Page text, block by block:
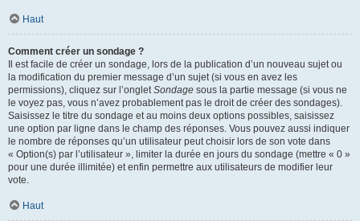
Haut
Comment créer un sondage ?
Il est facile de créer un sondage, lors de la publication d’un nouveau sujet ou
la modification du premier message d’un sujet (si vous en avez les
permissions), cliquez sur l’ongletSondage sous la partie message (si vous ne
le voyez pas, vous n’avez probablement pas le droit de créer des sondages).
Saisissez le titre du sondage et au moins deux options possibles, saisissez
une option par ligne dans le champ des réponses. Vous pouvez aussi indiquer
le nombre de réponses qu’un utilisateur peut choisir lors de son vote dans
« Option(s) par l’utilisateur », limiter la durée en jours du sondage (mettre « 0 »
pour une durée illimitée) et enfin permettre aux utilisateurs de modifier leur
vote.
Haut